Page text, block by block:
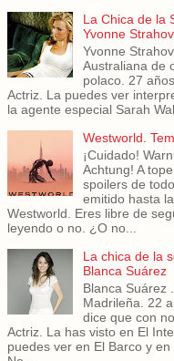
La Chica de la
Yvonne
Yvonne
Australiana de
polaco. 27
Actriz. La puedes ver
la agente especial Sarah
Westworld.
¡Cuidado!
Achtung! A
spoilers de
emitido hasta
Westworld. Eres libre de
leyendo o no. ¿O no...
La chica de la
Blanca Suárez
Blanca Suárez .
Madrileña. 22
dice que con
Actriz. La has visto en El
puedes ver en El Barco y en